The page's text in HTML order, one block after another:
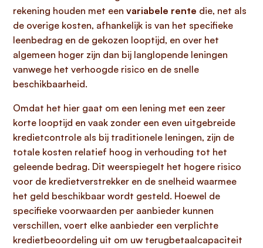
rekening houden met een variabele rente die, net als
de overige kosten, afhankelijk is van het specifieke
leenbedrag en de gekozen looptijd, en over het
algemeen hoger zijn dan bij langlopende leningen
vanwege het verhoogde risico en de snelle
beschikbaarheid.
Omdat het hier gaat om een lening met een zeer
korte looptijd en vaak zonder een even uitgebreide
kredietcontrole als bij traditionele leningen, zijn de
totale kosten relatief hoog in verhouding tot het
geleende bedrag. Dit weerspiegelt het hogere risico
voor de kredietverstrekker en de snelheid waarmee
het geld beschikbaar wordt gesteld. Hoewel de
specifieke voorwaarden per aanbieder kunnen
verschillen, voert elke aanbieder een verplichte
kredietbeoordeling uit om uw terugbetaalcapaciteit